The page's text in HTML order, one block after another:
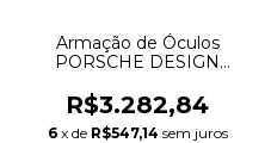
Armação de Óculos
PORSCHE DESIGN
R$3.282,84
6 x de R$547,14 sem juros